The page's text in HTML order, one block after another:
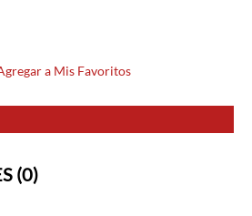
a Mis Favoritos
(0)